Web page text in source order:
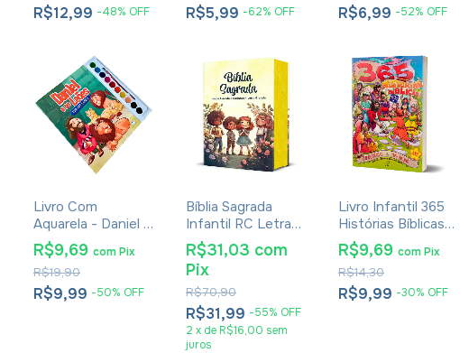
R$12,99 -48% OFF R$5,99 -62% OFF R$6,99 -52% OFF
Livro Com
Aquarela - Daniel E
Os Leões
R$9,99 -50% OFF
R$19,90
R$9,69 comPix
Bíblia Sagrada
Infantil RC Letra
Grande Com Harpa
Avivada E
Corinhos Capa
Dura Pequena
Crianças Jardim
R$31,99 -55% OFF
R$70,90
R$31,03 com
Pix
2 x de R$16,00 sem
juros
Livro Infantil 365
Histórias Bíblicas
Ilustradas &
Narradas
R$9,99 -30% OFF
R$14,30
R$9,69 comPix